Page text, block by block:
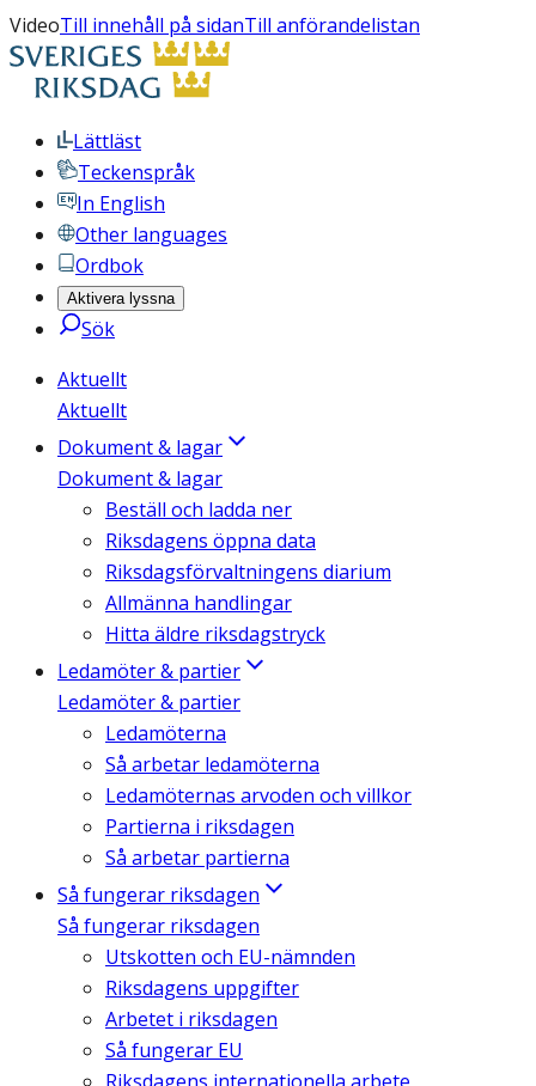
VideoTill innehåll på sidanTill anförandelistan
Lättläst
Teckenspråk
In English
Other languages
Ordbok
Aktivera lyssna
Sök
Aktuellt
Aktuellt
Dokument & lagar
Dokument & lagar
Beställ och ladda ner
Riksdagens öppna data
Riksdagsförvaltningens diarium
Allmänna handlingar
Hitta äldre riksdagstryck
Ledamöter & partier
Ledamöter & partier
Ledamöterna
Så arbetar ledamöterna
Ledamöternas arvoden och villkor
Partierna i riksdagen
Så arbetar partierna
Så fungerar riksdagen
Så fungerar riksdagen
Utskotten och EU-nämnden
Riksdagens uppgifter
Arbetet i riksdagen
Så fungerar EU